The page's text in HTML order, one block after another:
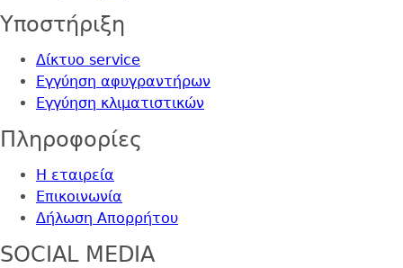
Yποστήριξη
Δίκτυο service
Εγγύηση αφυγραντήρων
Εγγύηση κλιματιστικών
Πληροφορίες
Η εταιρεία
Επικοινωνία
Δήλωση Απορρήτου
SOCIAL MEDIA